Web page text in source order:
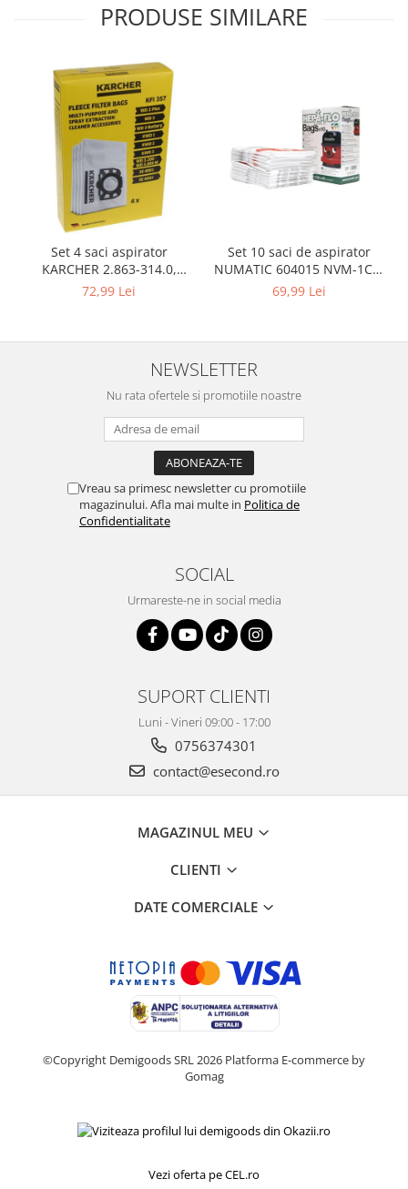
Accesorii animale de companie
Acvaristica
Castroane si adapatori animale
Igiena animale de companie
Mobila si transport animale de
companie
Zgarzi, lese si hamuri
PC, Periferice & Software
Componente PC
Desktop PC & Monitoare
Retelistica & Supraveghere
Servere, Componente & UPS
Telecomenzi garaj
Sport & Activitati in aer liber
Accesorii Fitness
Accesorii sportive
Aparate Foto & Accesorii
Audio HI-FI & Profesionale
Curatenie si intretinere
PRODUSE SIMILARE
Set 4 saci aspirator
KARCHER 2.863-314.0,
compatibil cu WD, KWD, SE
72,99 Lei
Set 10 saci de aspirator
NUMATIC 604015 NVM-1CH,
9L
69,99 Lei
NEWSLETTER
Nu rata ofertele si promotiile noastre
Vreau sa primesc newsletter cu promotiile
magazinului. Afla mai multe in Politica de
Confidentialitate
SOCIAL
Urmareste-ne in social media
SUPORT CLIENTI
Luni - Vineri 09:00 - 17:00
0756374301
contact@esecond.ro
MAGAZINUL MEU
CLIENTI
DATE COMERCIALE
©Copyright Demigoods SRL 2026 Platforma E-commerce by
Gomag
Vezi oferta pe CEL.ro